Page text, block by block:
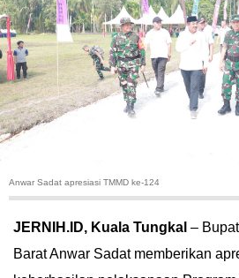
POLITIK
HUKUM
KRIMINAL
TEKNOLOGI
ENTREPRENEURSHIP
Anwar Sadat apresiasi TMMD ke-124
JERNIH.ID, Kuala Tungkal –
Barat Anwar Sadat memberikan